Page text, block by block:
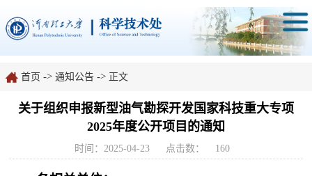
首页 -> 通知公告 -> 正文
关于组织申报新型油气勘探开发国家科技重大专项
2025年度公开项目的通知
时间：2025-04-23 点击数： 160